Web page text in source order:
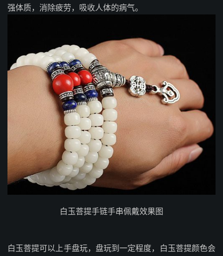
强体质，消除疲劳，吸收人体的病气。
白玉菩提手链手串佩戴效果图
白玉菩提可以上手盘玩，盘玩到一定程度，白玉菩提颜色会